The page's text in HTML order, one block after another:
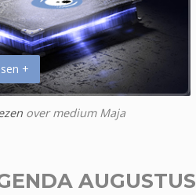
+
over medium Maja
AUGUSTUS